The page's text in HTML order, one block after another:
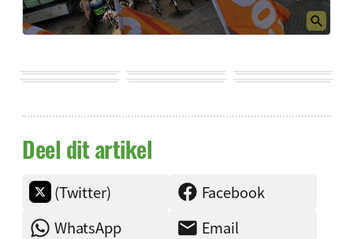
Deel dit artikel
(Twitter)
Facebook
WhatsApp
Email